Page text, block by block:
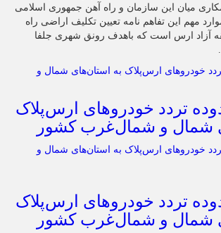
میان این سازمان و راه آهن جمهوری اسلامی
مهم این تفاهم نامه تعیین تکلیف اراضی راه
آزاد ارس است که باهدف رونق شهری جلفا
تردد خودروهای ارس‌پلاک
شمال و شمال‌غرب کشور
تردد خودروهای ارس‌پلاک
شمال و شمال‌غرب کشور